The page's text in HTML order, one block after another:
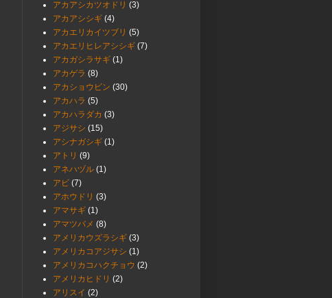
アカアシカツオドリ (3)
アカアシシギ (4)
アカエリカイツブリ (5)
アカエリヒレアシシギ (7)
アカガシラサギ (1)
アカゲラ (8)
アカショウビン (30)
アカハラ (5)
アカハラダカ (3)
アジサシ (15)
アシナガシギ (1)
アトリ (9)
アネハヅル (1)
アビ (7)
アホウドリ (3)
アマサギ (1)
アマツバメ (8)
アメリカウズラシギ (3)
アメリカコアジサシ (1)
アメリカコハクチョウ (2)
アメリカヒドリ (2)
アリスイ (2)